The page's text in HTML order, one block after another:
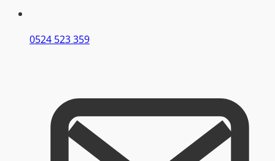
0524 523 359